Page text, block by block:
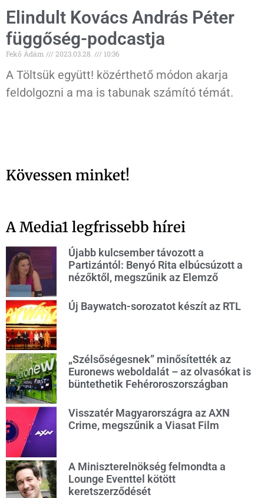
Elindult Kovács András Péter
függőség-podcastja
Fekő Ádám 2023.03.28. 10:36
A Töltsük együtt! közérthető módon akarja
feldolgozni a ma is tabunak számító témát.
Kövessen minket!
A Media1 legfrissebb hírei
Újabb kulcsember távozott a
Partizántól: Benyó Rita elbúcsúzott a
nézőktől, megszűnik az Elemző
Új Baywatch-sorozatot készít az RTL
„Szélsőségesnek” minősítették az
Euronews weboldalát – az olvasókat is
büntethetik Fehéroroszországban
Visszatér Magyarországra az AXN
Crime, megszűnik a Viasat Film
A Miniszterelnökség felmondta a
Lounge Eventtel kötött
keretszerződését